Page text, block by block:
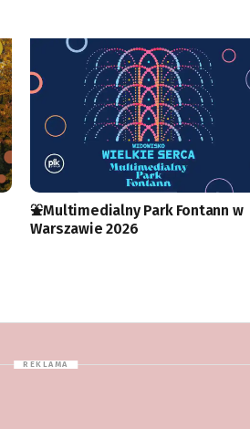
⛲️Multimedialny Park Fontann w
Warszawie 2026